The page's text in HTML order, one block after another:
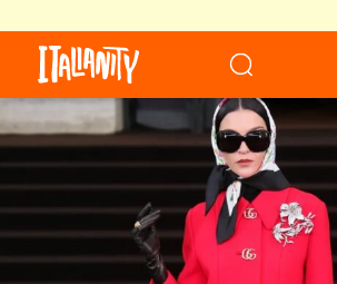
When